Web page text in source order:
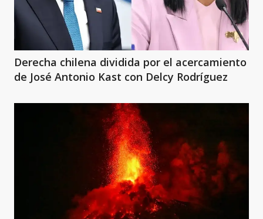
Derecha chilena dividida por el acercamiento
de José Antonio Kast con Delcy Rodríguez